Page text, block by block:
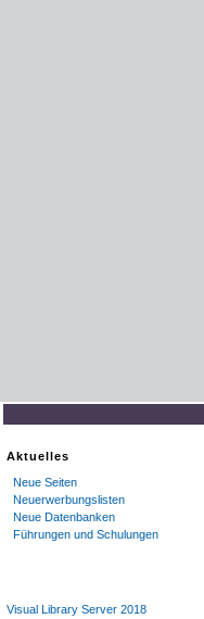
Aktuelles
Neue Seiten
Neuerwerbungslisten
Neue Datenbanken
Führungen und Schulungen
Visual Library Server 2018